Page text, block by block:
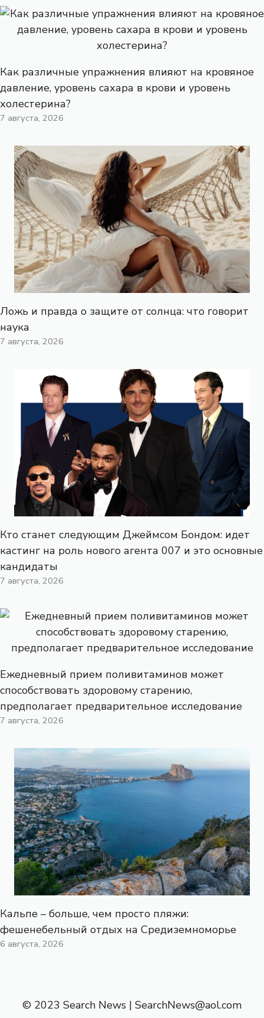
Как различные упражнения влияют на кровяное
давление, уровень сахара в крови и уровень
холестерина?
7 августа, 2026
Ложь и правда о защите от солнца: что говорит
наука
7 августа, 2026
Кто станет следующим Джеймсом Бондом: идет
кастинг на роль нового агента 007 и это основные
кандидаты
7 августа, 2026
Ежедневный прием поливитаминов может
способствовать здоровому старению,
предполагает предварительное исследование
7 августа, 2026
Кальпе – больше, чем просто пляжи:
фешенебельный отдых на Средиземноморье
6 августа, 2026
© 2023 Search News | SearchNews@aol.com